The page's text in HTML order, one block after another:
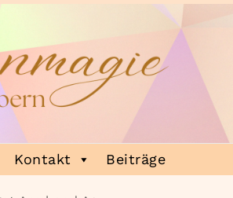
Kontakt Beiträge